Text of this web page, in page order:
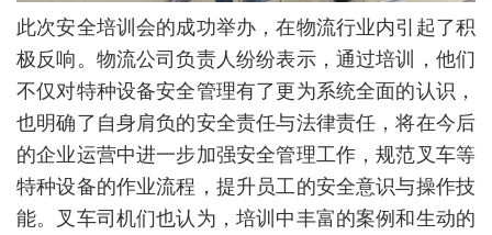
此次安全培训会的成功举办，在物流行业内引起了积
极反响。物流公司负责人纷纷表示，通过培训，他们
不仅对特种设备安全管理有了更为系统全面的认识，
也明确了自身肩负的安全责任与法律责任，将在今后
的企业运营中进一步加强安全管理工作，规范叉车等
特种设备的作业流程，提升员工的安全意识与操作技
能。叉车司机们也认为，培训中丰富的案例和生动的